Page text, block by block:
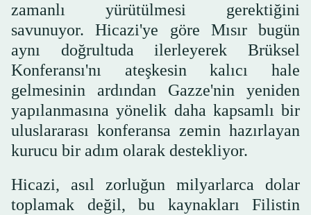
zamanlı yürütülmesi gerektiğini
savunuyor. Hicazi'ye göre Mısır bugün
aynı doğrultuda ilerleyerek Brüksel
Konferansı'nı ateşkesin kalıcı hale
gelmesinin ardından Gazze'nin yeniden
yapılanmasına yönelik daha kapsamlı bir
uluslararası konferansa zemin hazırlayan
kurucu bir adım olarak destekliyor.
Hicazi, asıl zorluğun milyarlarca dolar
toplamak değil, bu kaynakları Filistin